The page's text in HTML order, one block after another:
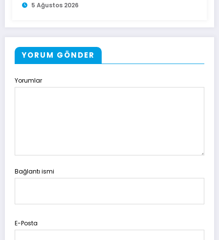
5 Ağustos 2026
YORUM GÖNDER
Yorumlar
Bağlantı ismi
E-Posta